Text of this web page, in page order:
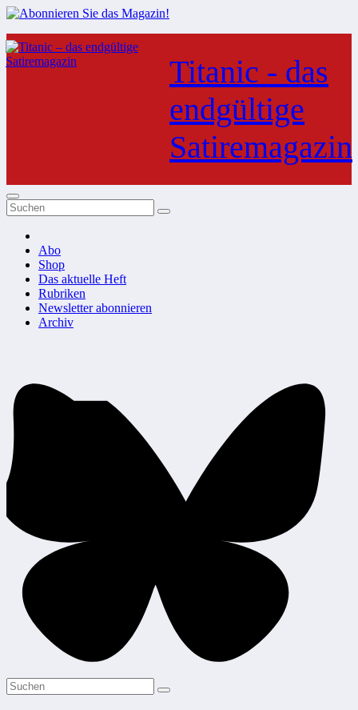
Zum
Inhalt
springen
Titanic - das
endgültige
Satiremagazin
Abo
Shop
Das aktuelle Heft
Rubriken
Newsletter abonnieren
Archiv